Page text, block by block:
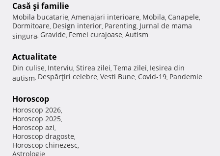
Casă şi familie
Mobila bucatarie, Amenajari interioare, Mobila, Canapele,
Dormitoare, Design interior, Parenting, Jurnal de mama
singura, Gravide, Femei curajoase, Autism
Actualitate
Din culise, Interviu, Stirea zilei, Tema zilei, Iesirea din
autism, Despărţiri celebre, Vesti Bune, Covid-19, Pandemie
Horoscop
Horoscop 2026,
Horoscop 2025,
Horoscop azi,
Horoscop dragoste,
Horoscop chinezesc,
Astrologie